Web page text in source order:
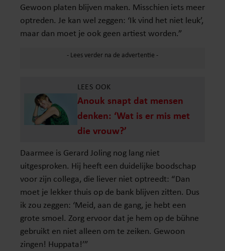
Gewoon platen blijven maken. Misschien iets meer
optreden. Je kan wel zeggen: ‘Ik vind het niet leuk’,
maar dan moet je ook geen artiest worden.”
LEES OOK
Anouk snapt dat mensen
denken: ‘Wat is er mis met
die vrouw?’
Daarmee is Gerard Joling nog lang niet
uitgesproken. Hij heeft een duidelijke boodschap
voor zijn collega, die liever niet optreedt: “Dan
moet je lekker thuis op de bank blijven zitten. Dus
ik zou zeggen: ‘Meid, aan de gang, je hebt een
grote smoel. Zorg ervoor dat je hem op de bühne
gebruikt en niet alleen om te zeiken. Gewoon
zingen! Huppata!’”